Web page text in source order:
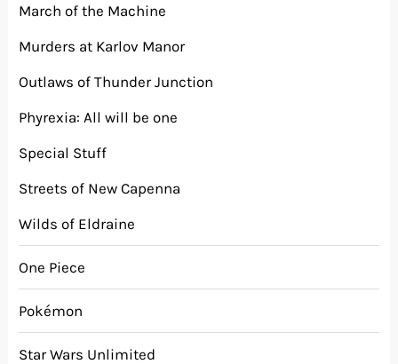
March of the Machine
Murders at Karlov Manor
Outlaws of Thunder Junction
Phyrexia: All will be one
Special Stuff
Streets of New Capenna
Wilds of Eldraine
One Piece
Pokémon
Star Wars Unlimited